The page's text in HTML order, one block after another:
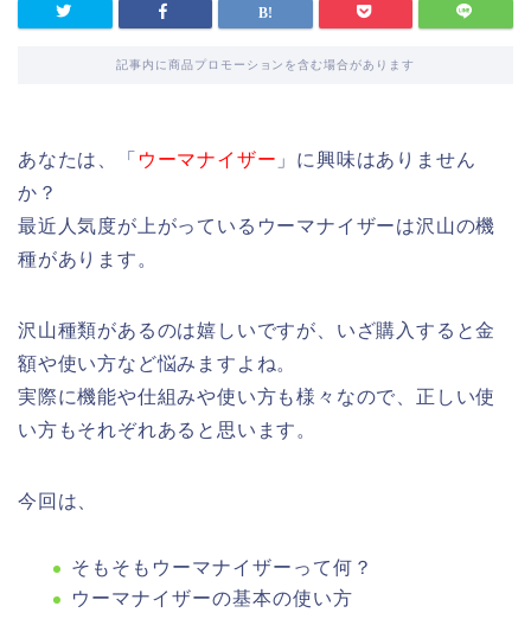
記事内に商品プロモーションを含む場合があります
あなたは、「 ウーマナイザー 」に興味はありません
か？
最近人気度が上がっているウーマナイザーは沢山の機
種があります。
沢山種類があるのは嬉しいですが、いざ購入すると金
額や使い方など悩みますよね。
実際に機能や仕組みや使い方も様々なので、正しい使
い方もそれぞれあると思います。
今回は、
そもそもウーマナイザーって何？
ウーマナイザーの基本の使い方